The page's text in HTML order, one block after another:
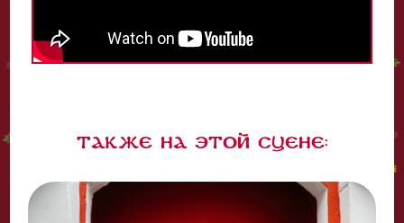
Также на этой сцене: